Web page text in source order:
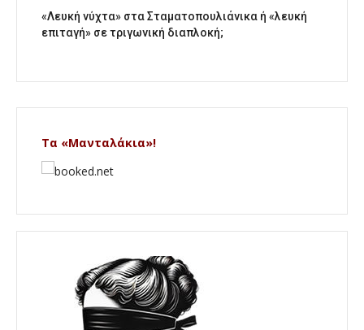
«Λευκή νύχτα» στα Σταματοπουλιάνικα ή «λευκή
επιταγή» σε τριγωνική διαπλοκή;
Τα «Μανταλάκια»!